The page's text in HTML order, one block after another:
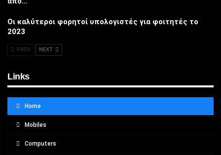
Οι καλύτεροι φορητοί υπολογιστές για φοιτητές το
2023
PREV NEXT
Links
Home
Mobiles
Computers